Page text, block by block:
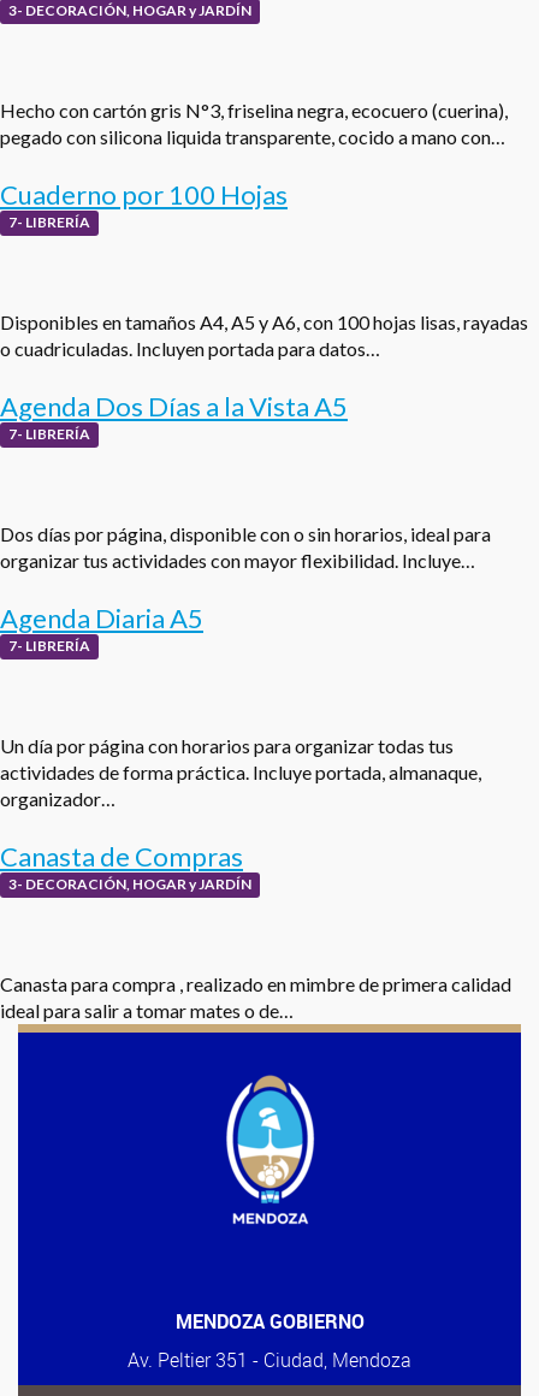
3- DECORACIÓN, HOGAR y JARDÍN
Hecho con cartón gris N°3, friselina negra, ecocuero (cuerina),
pegado con silicona liquida transparente, cocido a mano con…
Cuaderno por 100 Hojas
7- LIBRERÍA
Disponibles en tamaños A4, A5 y A6, con 100 hojas lisas, rayadas
o cuadriculadas. Incluyen portada para datos…
Agenda Dos Días a la Vista A5
7- LIBRERÍA
Dos días por página, disponible con o sin horarios, ideal para
organizar tus actividades con mayor flexibilidad. Incluye…
Agenda Diaria A5
7- LIBRERÍA
Un día por página con horarios para organizar todas tus
actividades de forma práctica. Incluye portada, almanaque,
organizador…
Canasta de Compras
3- DECORACIÓN, HOGAR y JARDÍN
Canasta para compra , realizado en mimbre de primera calidad
ideal para salir a tomar mates o de…
MENDOZA GOBIERNO
Av. Peltier 351 - Ciudad, Mendoza